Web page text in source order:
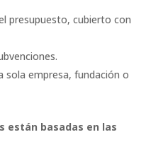
presupuesto, cubierto con
sola empresa, fundación o
están basadas en las